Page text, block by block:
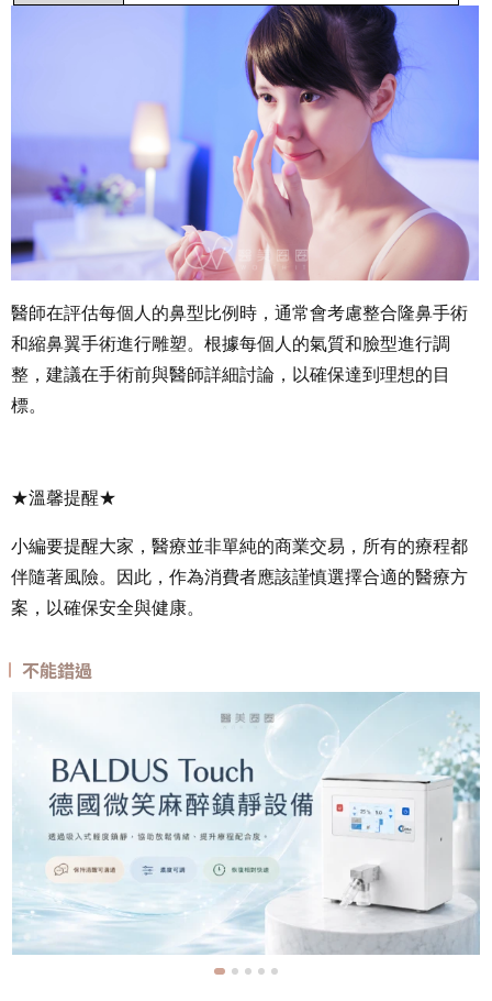
醫師在評估每個人的鼻型比例時，通常會考慮整合隆鼻手術
和縮鼻翼手術進行雕塑。根據每個人的氣質和臉型進行調
整，建議在手術前與醫師詳細討論，以確保達到理想的目
標。
★溫馨提醒★
小編要提醒大家，醫療並非單純的商業交易，所有的療程都
伴隨著風險。因此，作為消費者應該謹慎選擇合適的醫療方
案，以確保安全與健康。
不能錯過